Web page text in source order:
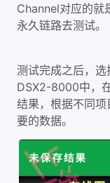
Channel对应的就
永久链路去测试。
测试完成之后，
DSX2-8000中，
结果，根据不同
要的数据。